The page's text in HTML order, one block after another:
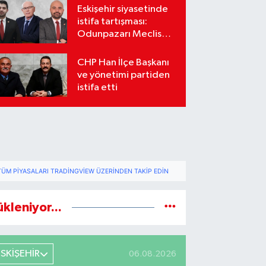
Eskişehir siyasetinde
istifa tartışması:
Odunpazarı Meclis
medyada karşı karşıya
geldi
CHP Han İlçe Başkanı
ve yönetimi partiden
istifa etti
PIYASALARI TRADINGVIEW ÜZERINDEN TAKIP EDIN
06.08.2026